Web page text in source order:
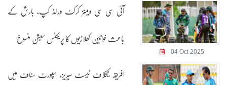
04 Oct 2025
آئی سی سی ویمنز کرکٹ ورلڈ کپ، بارش کے
باعث خواتین کھلاڑیوں کا پریکٹس سیشن منسوخ
افریقہ کیخلاف ٹیسٹ سیریز، سپورٹ سٹاف میں